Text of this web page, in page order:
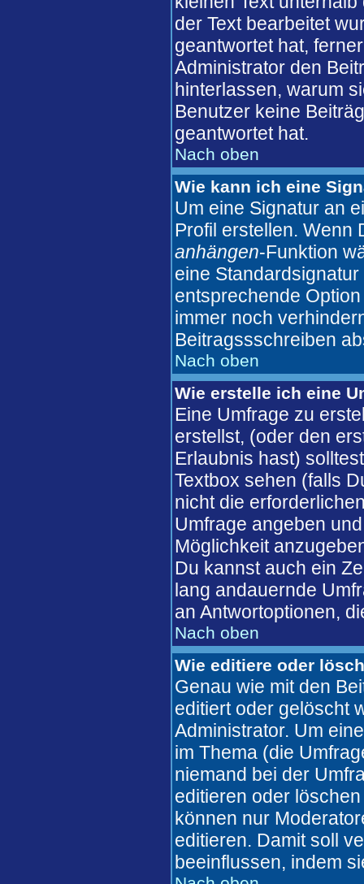
der Text bearbeitet
geantwortet hat,
Administrator den
hinterlassen, warum
Benutzer keine
geantwortet hat.
Nach oben
Wie kann ich eine
Um eine Signatur an
Profil erstellen. Wenn
anhängen-Funktion
eine
entsprechende
immer noch
Beitragssschreiben
Nach oben
Wie erstelle ich eine
Eine Umfrage zu
erstellst, (oder den
Erlaubnis hast)
Textbox sehen (falls
nicht die
Umfrage angeben
Möglichkeit
Du kannst auch ein
lang andauernde
an Antwortoptionen,
Nach oben
Wie editiere oder
Genau wie mit den
editiert oder gelöscht
Administrator. Um
im Thema (die
niemand bei der
editieren oder
können nur
editieren. Damit soll
beeinflussen, indem